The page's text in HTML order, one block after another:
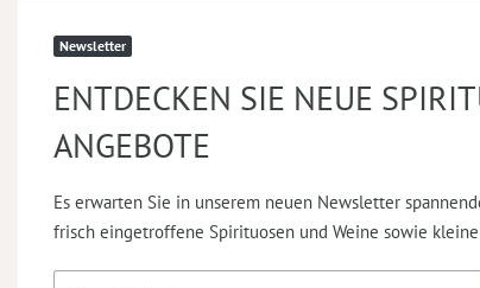
Newsletter
ENTDECKEN SIE NEUE
ANGEBOTE
Es erwarten Sie in unserem neuen Newsletter
frisch eingetroffene Spirituosen und Weine sowie kleine